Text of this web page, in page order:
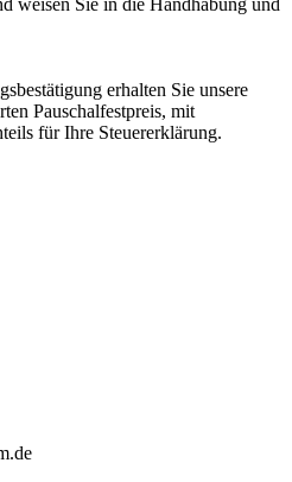
weisen Sie in die Handhabung und
erhalten Sie unsere
Pauschalfestpreis, mit
für Ihre Steuererklärung.